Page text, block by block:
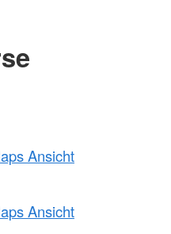
Ansicht
Ansicht